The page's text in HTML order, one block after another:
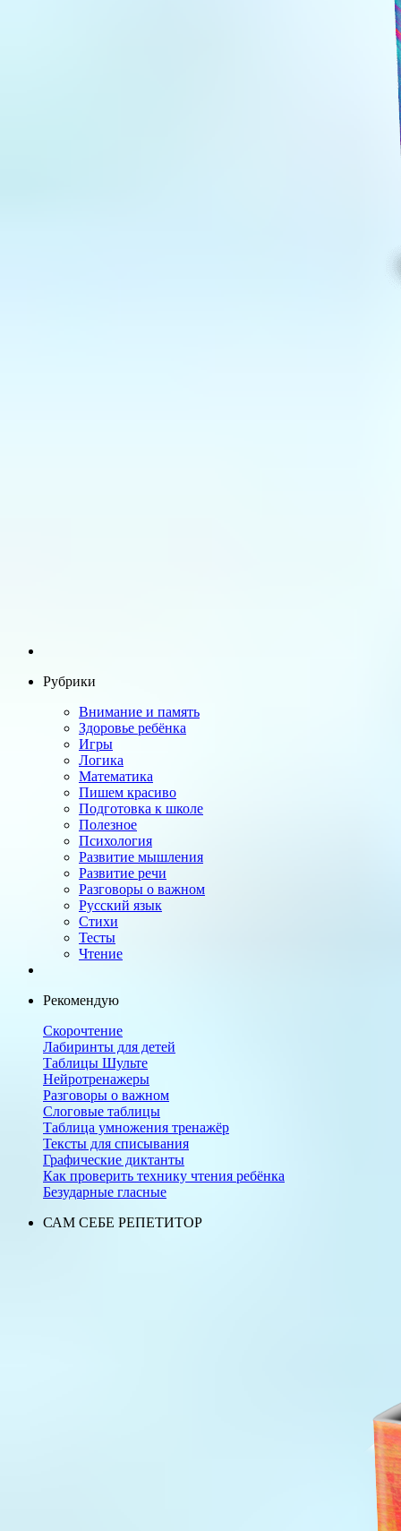
Рубрики
Внимание и память
Здоровье ребёнка
Игры
Логика
Математика
Пишем красиво
Подготовка к школе
Полезное
Психология
Развитие мышления
Развитие речи
Разговоры о важном
Русский язык
Стихи
Тесты
Чтение
Рекомендую
Скорочтение
Лабиринты для детей
Таблицы Шульте
Нейротренажеры
Разговоры о важном
Слоговые таблицы
Таблица умножения тренажёр
Тексты для списывания
Графические диктанты
Как проверить технику чтения ребёнка
Безударные гласные
САМ СЕБЕ РЕПЕТИТОР